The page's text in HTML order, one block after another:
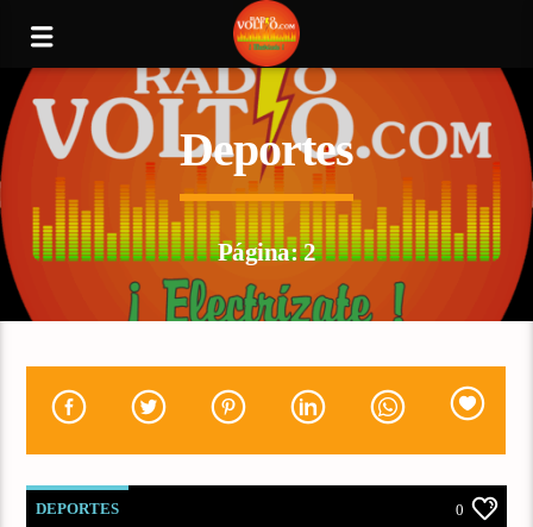
Deportes
Página: 2
DEPORTES 0